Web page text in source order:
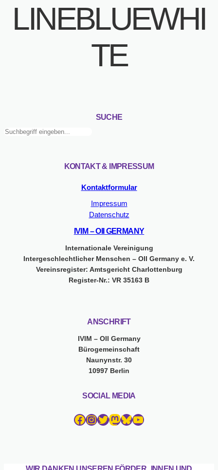
LINEBLUEWHI
TE
SUCHE
Suchen
KONTAKT & IMPRESSUM
Kontaktformular
Impressum
Datenschutz
IVIM – OII GERMANY
Internationale Vereinigung
Intergeschlechtlicher Menschen – OII Germany e. V.
Vereinsregister: Amtsgericht Charlottenburg
Register-Nr.: VR 35163 B
ANSCHRIFT
IVIM – OII Germany
Bürogemeinschaft
Naunynstr. 30
10997 Berlin
SOCIAL MEDIA
Facebook InstagramTwitter Mastodon Bluesky YouTube